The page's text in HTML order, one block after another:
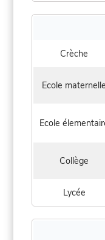
Crèche
Ecole maternelle
Ecole
Collège
Lycée